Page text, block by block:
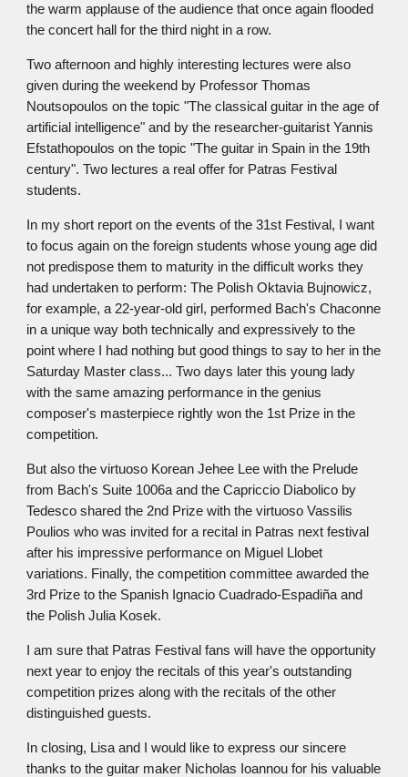
the warm applause of the audience that once again flooded
the concert hall for the third night in a row.
Two afternoon and highly interesting lectures were also
given during the weekend by Professor Thomas
Noutsopoulos on the topic "The classical guitar in the age of
artificial intelligence" and by the researcher-guitarist Yannis
Efstathopoulos on the topic "The guitar in Spain in the 19th
century". Two lectures a real offer for Patras Festival
students.
In my short report on the events of the 31st Festival, I want
to focus again on the foreign students whose young age did
not predispose them to maturity in the difficult works they
had undertaken to perform: The Polish Oktavia Bujnowicz,
for example, a 22-year-old girl, performed Bach's Chaconne
in a unique way both technically and expressively to the
point where I had nothing but good things to say to her in the
Saturday Master class... Two days later this young lady
with the same amazing performance in the genius
composer's masterpiece rightly won the 1st Prize in the
competition.
But also the virtuoso Korean Jehee Lee with the Prelude
from Bach's Suite 1006a and the Capriccio Diabolico by
Tedesco shared the 2nd Prize with the virtuoso Vassilis
Poulios who was invited for a recital in Patras next festival
after his impressive performance on Miguel Llobet
variations. Finally, the competition committee awarded the
3rd Prize to the Spanish Ignacio Cuadrado-Espadiña and
the Polish Julia Kosek.
I am sure that Patras Festival fans will have the opportunity
next year to enjoy the recitals of this year's outstanding
competition prizes along with the recitals of the other
distinguished guests.
In closing, Lisa and I would like to express our sincere
thanks to the guitar maker Nicholas Ioannou for his valuable